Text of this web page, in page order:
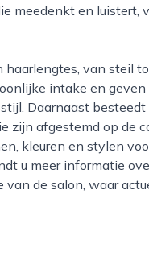
meedenkt en luistert,
intake en geven
Daarnaast besteedt
zijn afgestemd op de
kleuren en stylen
u meer informatie
de salon, waar